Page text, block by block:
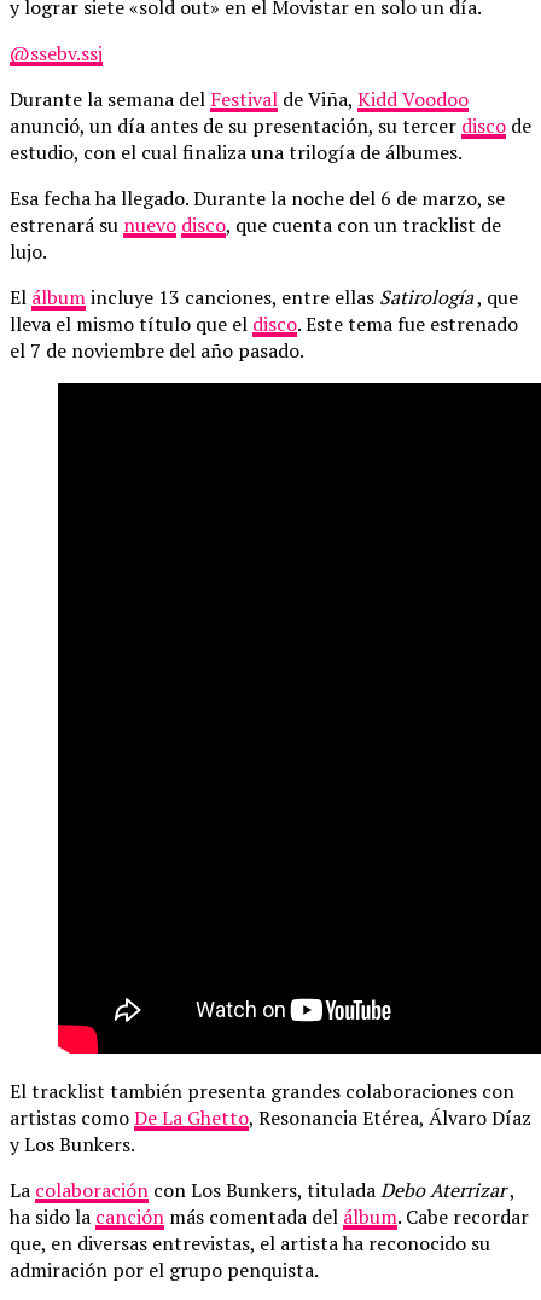
y lograr siete «sold out» en el Movistar en solo un día.
@ssebv.ssj
Durante la semana del Festival de Viña, Kidd Voodoo
anunció, un día antes de su presentación, su tercer disco de
estudio, con el cual finaliza una trilogía de álbumes.
Esa fecha ha llegado. Durante la noche del 6 de marzo, se
estrenará su nuevo disco, que cuenta con un tracklist de
lujo.
El álbumincluye 13 canciones, entre ellas Satirología, que
lleva el mismo título que el disco. Este tema fue estrenado
el 7 de noviembre del año pasado.
El tracklist también presenta grandes colaboraciones con
artistas comoDe La Ghetto, Resonancia Etérea, Álvaro Díaz
y Los Bunkers.
La colaboración con Los Bunkers, tituladaDebo Aterrizar,
ha sido la canción más comentada del álbum. Cabe recordar
que, en diversas entrevistas, el artista ha reconocido su
admiración por el grupo penquista.